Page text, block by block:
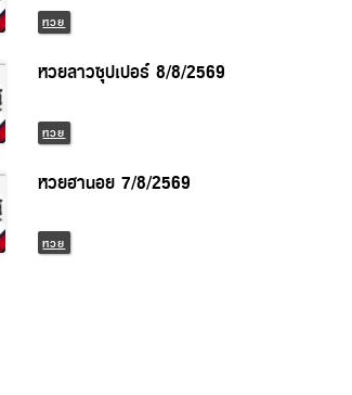
หวย
หวยลาวซุปเปอร์ 8/8/2569
หวย
หวยฮานอย 7/8/2569
หวย